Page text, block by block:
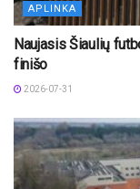
APLINKA
Naujasis Šiaulių
finišo
2026-07-31